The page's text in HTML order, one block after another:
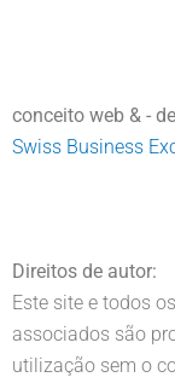
conceito web & -
Swiss Business
Direitos de autor:
Este site e todos
associados são
utilização sem o